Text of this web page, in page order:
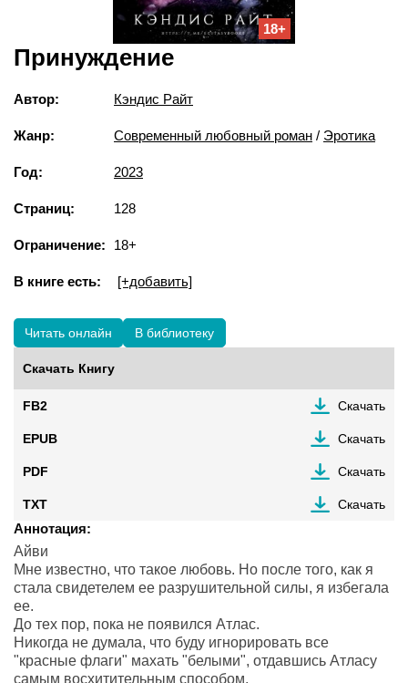
18+
Принуждение
Автор: Кэндис Райт
Жанр: Современный любовный роман / Эротика
Год: 2023
Страниц: 128
Ограничение: 18+
В книге есть: [+добавить]
Читать онлайн В библиотеку
Скачать Книгу
FB2 Скачать
EPUB Скачать
PDF Скачать
TXT Скачать
Аннотация:
Айви
Мне известно, что такое любовь. Но после того, как я
стала свидетелем ее разрушительной силы, я избегала
ее.
До тех пор, пока не появился Атлас.
Никогда не думала, что буду игнорировать все
"красные флаги" махать "белыми", отдавшись Атласу
самым восхитительным способом.